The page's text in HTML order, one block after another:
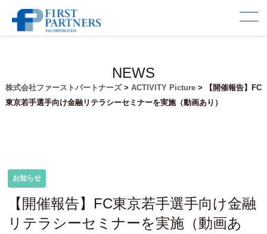
NEWS
株式会社ファーストパートナーズ> ACTIVITY Picture>
【開催報告】FC
東京若手選手向け金融リテラシーセミナーを実施（動画あり）
お知らせ
【開催報告】FC東京若手選手向け金融
リテラシーセミナーを実施（動画あ